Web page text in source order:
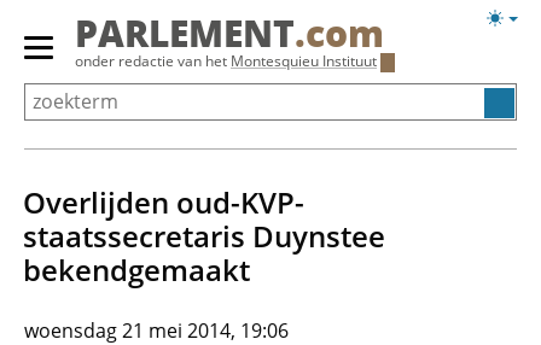
Overslaan
Primair
menu
tonen/verbergen
PARLEMENT.com
onder redactie van het Montesquieu Instituut
Overlijden oud-KVP-
staatssecretaris Duynstee
bekendgemaakt
woensdag 21 mei 2014, 19:06